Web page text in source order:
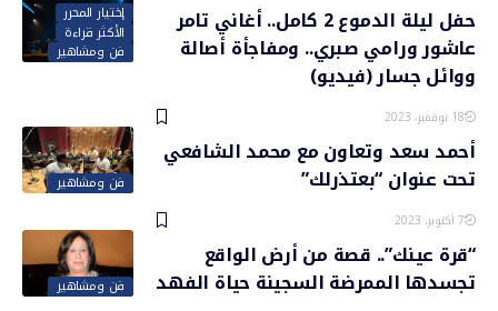
إختيار المحرر
الأكثر قراءة
فن ومشاهير
حفل ليلة الدموع 2 كامل.. أغاني تامر
عاشور ورامي صبري.. ومفاجأة أصالة
ووائل جسار (فيديو)
18 نوفمبر، 2023
فن ومشاهير
أحمد سعد وتعاون مع محمد الشافعي
تحت عنوان “بعتذرلك”
7 أكتوبر، 2023
فن ومشاهير
“قرة عينك”.. قصة من أرض الواقع
تجسدها الممرضة السجينة حياة الفهد